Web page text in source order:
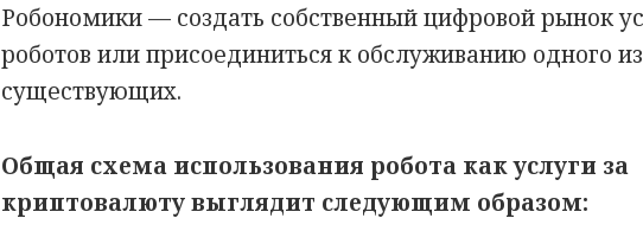
Робономики — создать собственный цифровой рынок
роботов или присоединиться к обслуживанию одного из
существующих.
Общая схема использования робота как услуги за
криптовалюту выглядит следующим образом: